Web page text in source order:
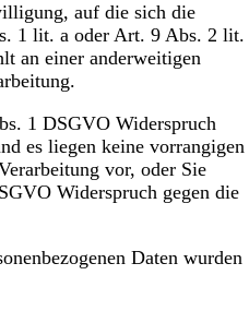
auf die sich die
1 lit. a oder Art. 9 Abs. 2 lit.
an einer anderweitigen
1 DSGVO Widerspruch
es liegen keine vorrangigen
vor, oder Sie
Widerspruch gegen die
Daten wurden